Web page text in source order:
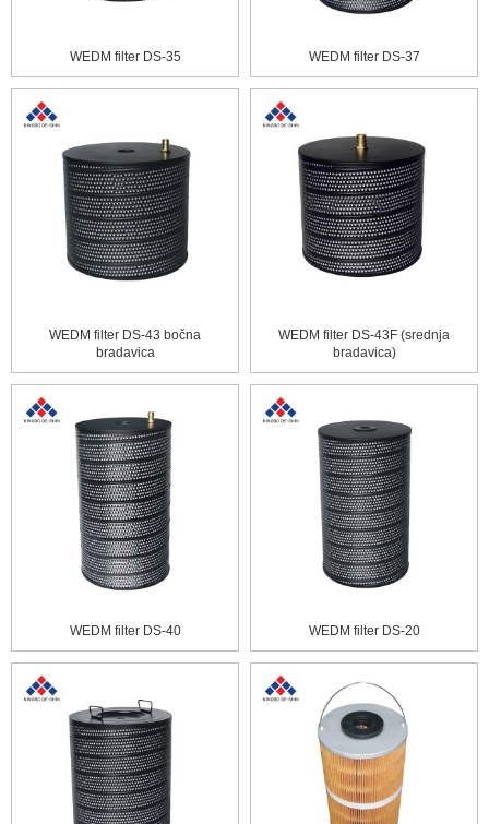
WEDM filter DS-35 WEDM filter DS-37
WEDM filter DS-43 bočna
bradavica
WEDM filter DS-43F (srednja
bradavica)
WEDM filter DS-40 WEDM filter DS-20